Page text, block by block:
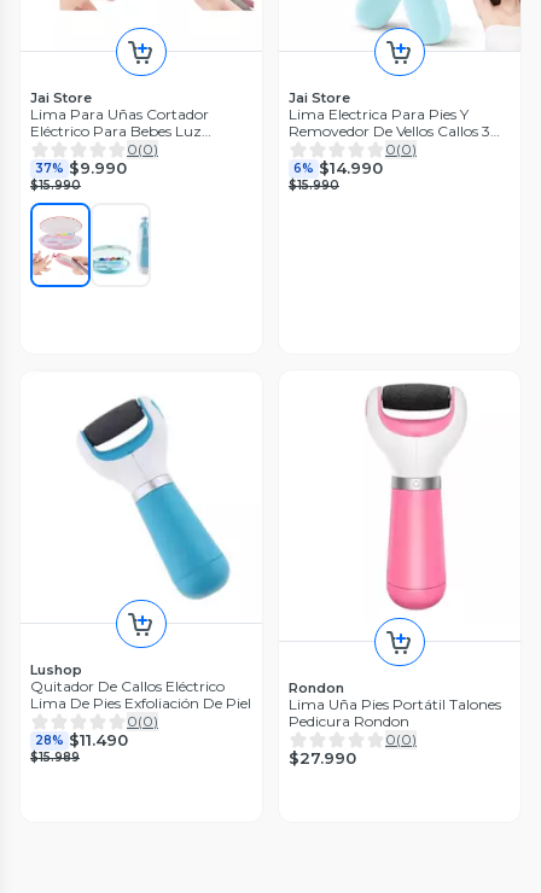
Jai Store
Lima Para Uñas Cortador
Eléctrico Para Bebes Luz
Silencioso
0(0)
37% $9.990
$15.990
Jai Store
Lima Electrica Para Pies Y
Removedor De Vellos Callos 3
En 1
0(0)
6% $14.990
$15.990
Lushop
Quitador De Callos Eléctrico
Lima De Pies Exfoliación De Piel
0(0)
28% $11.490
$15.989
Rondon
Lima Uña Pies Portátil Talones
Pedicura Rondon
0(0)
$27.990